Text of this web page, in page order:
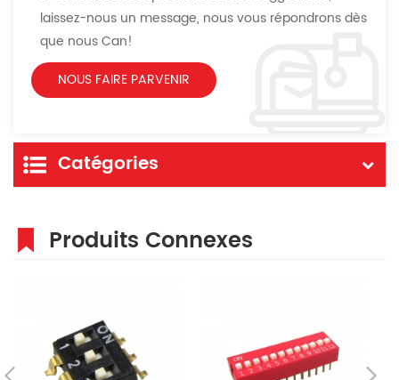
laissez-nous un message, nous vous répondrons dès
que nous Can!
Catégories
Produits Connexes